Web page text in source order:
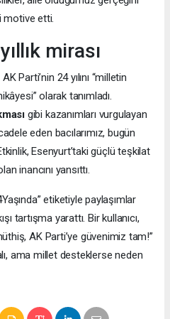
motive etti.
mirası
Parti’nin 24 yılını “milletin
olarak tanımladı.
gibi kazanımları vurgulayan
eden bacılarımız, bugün
Esenyurt’taki güçlü teşkilat
inancını yansıttı.
etiketiyle paylaşımlar
tartışma yarattı. Bir kullanıcı,
AK Parti’ye güvenimiz tam!”
ama millet desteklerse neden